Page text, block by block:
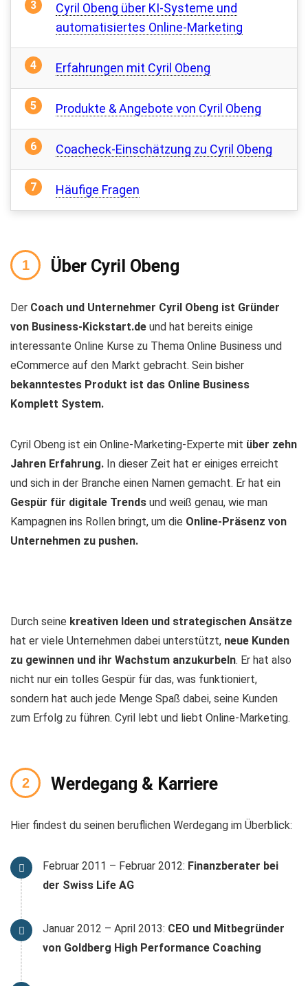
Cyril Obeng über KI-Systeme und
automatisiertes Online-Marketing
Erfahrungen mit Cyril Obeng
Produkte & Angebote von Cyril Obeng
Coacheck-Einschätzung zu Cyril Obeng
Häufige Fragen
Über Cyril Obeng
Der Coach und Unternehmer Cyril Obeng ist Gründer
von Business-Kickstart.de und hat bereits einige
interessante Online Kurse zu Thema Online Business und
eCommerce auf den Markt gebracht. Sein bisher
bekanntestes Produkt ist das Online Business
Komplett System.
Cyril Obeng ist ein Online-Marketing-Experte mit über zehn
Jahren Erfahrung. In dieser Zeit hat er einiges erreicht
und sich in der Branche einen Namen gemacht. Er hat ein
Gespür für digitale Trends und weiß genau, wie man
Kampagnen ins Rollen bringt, um die Online-Präsenz von
Unternehmen zu pushen.
Durch seine kreativen Ideen und strategischen Ansätze
hat er viele Unternehmen dabei unterstützt, neue Kunden
zu gewinnen und ihr Wachstum anzukurbeln. Er hat also
nicht nur ein tolles Gespür für das, was funktioniert,
sondern hat auch jede Menge Spaß dabei, seine Kunden
zum Erfolg zu führen. Cyril lebt und liebt Online-Marketing.
Werdegang & Karriere
Hier findest du seinen beruflichen Werdegang im Überblick:
Februar 2011 – Februar 2012: Finanzberater bei
der Swiss Life AG
Januar 2012 – April 2013: CEO und Mitbegründer
von Goldberg High Performance Coaching